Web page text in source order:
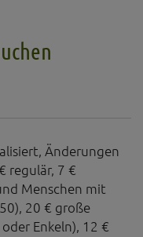
Änderungen
regulär, 7 €
Menschen mit
20 € große
Enkeln), 12 €